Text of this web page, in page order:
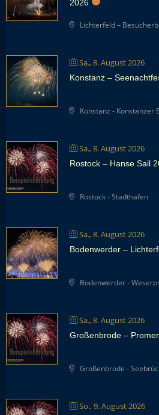
2026
Lichterfeld –
Sa., 8. August 2026
Konstanz –
Konstanz - Konstanzer
Sa., 8. August 2026
Rostock – Hanse Sail
Rostock - Stadthafen
Sa., 8. August 2026
Bodenwerder –
Bodenwerder -
Sa., 8. August 2026
Großenbrode –
Großenbrode -
So., 9. August 2026